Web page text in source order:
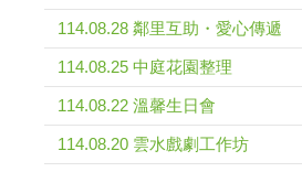
114.08.28 鄰里互助・愛心傳遞
114.08.25 中庭花園整理
114.08.22 溫馨生日會
114.08.20 雲水戲劇工作坊